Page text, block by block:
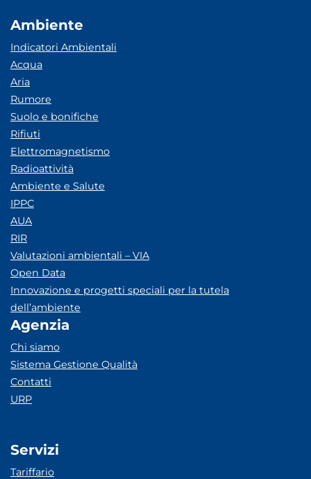
Ambiente
Indicatori Ambientali
Acqua
Aria
Rumore
Suolo e bonifiche
Rifiuti
Elettromagnetismo
Radioattività
Ambiente e Salute
IPPC
AUA
RIR
Valutazioni ambientali – VIA
Open Data
Innovazione e progetti speciali per la tutela
dell’ambiente
Agenzia
Chi siamo
Sistema Gestione Qualità
Contatti
URP
Servizi
Tariffario